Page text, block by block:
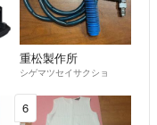
重松製作所
シゲマツセイサクショ
6